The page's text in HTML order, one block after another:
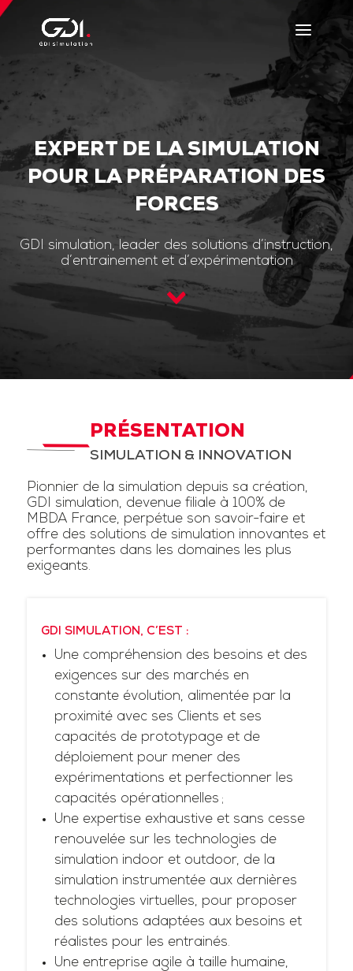
EXPERT DE LA SIMULATION
POUR LA PRÉPARATION DES
FORCES
GDI simulation, leader des solutions d’instruction,
d’entrainement et d’expérimentation
PRÉSENTATION
SIMULATION & INNOVATION
Pionnier de la simulation depuis sa création,
GDI simulation, devenue filiale à 100% de
MBDA France, perpétue son savoir-faire et
offre des solutions de simulation innovantes et
performantes dans les domaines les plus
exigeants.
GDI SIMULATION, C’EST :
Une compréhension des besoins et des
exigences sur des marchés en
constante évolution, alimentée par la
proximité avec ses Clients et ses
capacités de prototypage et de
déploiement pour mener des
expérimentations et perfectionner les
capacités opérationnelles ;
Une expertise exhaustive et sans cesse
renouvelée sur les technologies de
simulation indoor et outdoor, de la
simulation instrumentée aux dernières
technologies virtuelles, pour proposer
des solutions adaptées aux besoins et
réalistes pour les entrainés.
Une entreprise agile à taille humaine,